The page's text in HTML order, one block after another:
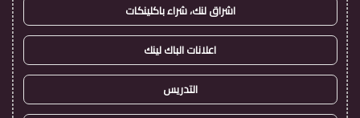
اشراق لنك، شراء باكلينكات
اعلانات الباك لينك
التدريس